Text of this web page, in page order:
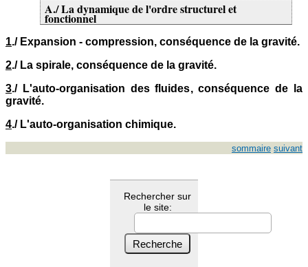
A./ La dynamique de l'ordre structurel et
fonctionnel
1./ Expansion - compression, conséquence de la gravité.
2./ La spirale, conséquence de la gravité.
3./ L'auto-organisation des fluides, conséquence de la
gravité.
4./ L'auto-organisation chimique.
sommaire suivant
Rechercher sur
le site: